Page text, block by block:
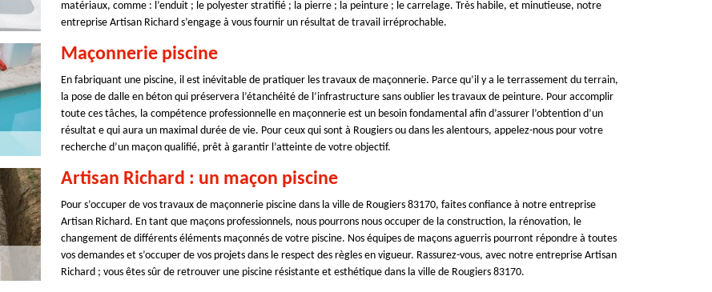
matériaux, comme : l’enduit ; le polyester stratifié ; la pierre ; la peinture ; le carrelage. Très habile, et minutieuse, notre
entreprise Artisan Richard s’engage à vous fournir un résultat de travail irréprochable.
Maçonnerie piscine
En fabriquant une piscine, il est inévitable de pratiquer les travaux de maçonnerie. Parce qu’il y a le terrassement du terrain,
la pose de dalle en béton qui préservera l’étanchéité de l’infrastructure sans oublier les travaux de peinture. Pour accomplir
toute ces tâches, la compétence professionnelle en maçonnerie est un besoin fondamental afin d’assurer l’obtention d’un
résultat e qui aura un maximal durée de vie. Pour ceux qui sont à Rougiers ou dans les alentours, appelez-nous pour votre
recherche d’un maçon qualifié, prêt à garantir l’atteinte de votre objectif.
Artisan Richard : un maçon piscine
Pour s’occuper de vos travaux de maçonnerie piscine dans la ville de Rougiers 83170, faites confiance à notre entreprise
Artisan Richard. En tant que maçons professionnels, nous pourrons nous occuper de la construction, la rénovation, le
changement de différents éléments maçonnés de votre piscine. Nos équipes de maçons aguerris pourront répondre à toutes
vos demandes et s’occuper de vos projets dans le respect des règles en vigueur. Rassurez-vous, avec notre entreprise Artisan
Richard ; vous êtes sûr de retrouver une piscine résistante et esthétique dans la ville de Rougiers 83170.